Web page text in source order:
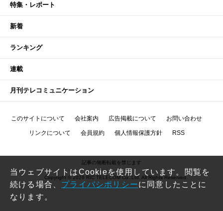
特集・レポート
新着
ランキング
連載
月刊テレコミュニケーション
このサイトについて 会社案内 広告掲載について お問い合わせ
リンクについて 会員規約 個人情報保護方針 RSS
記事の無断転載を禁じます
Copyright © 2026 RIC TELECOM Co.,Ltd. All Rights Reserved.
当ウェブサイトはCookieを使用しています。閲覧を
続ける場合、 プライバシポリシーに同意したことに
なります。